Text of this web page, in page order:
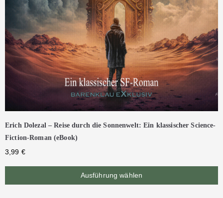
Erich Dolezal – Reise durch die Sonnenwelt: Ein klassischer Science-
Fiction-Roman (eBook)
3,99 €
Ausführung wählen